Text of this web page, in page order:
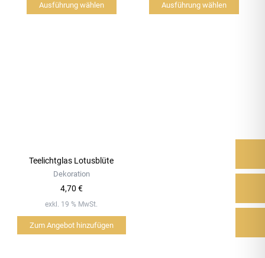
Ausführung wählen Ausführung wählen
Teelichtglas Lotusblüte
Dekoration
4,70 €
exkl. 19 % MwSt.
Zum Angebot hinzufügen